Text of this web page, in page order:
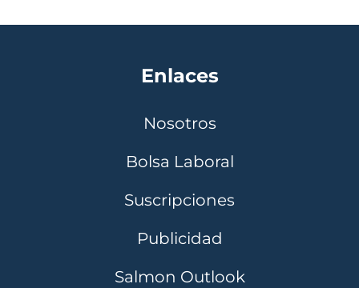
Enlaces
Nosotros
Bolsa Laboral
Suscripciones
Publicidad
Salmon Outlook